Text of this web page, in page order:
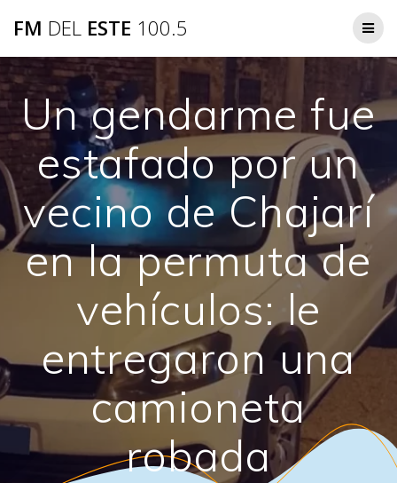
FM DEL ESTE 100.5
Un gendarme fue
estafado por un
vecino de Chajarí
en la permuta de
vehículos: le
entregaron una
camioneta
robada